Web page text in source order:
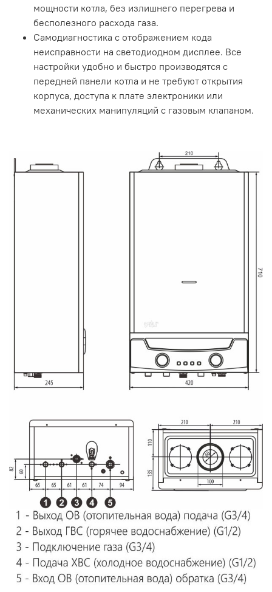
мощности котла, без излишнего перегрева и
бесполезного расхода газа.
Самодиагностика с отображением кода
неисправности на светодиодном дисплее. Все
настройки удобно и быстро производятся с
передней панели котла и не требуют открытия
корпуса, доступа к плате электроники или
механических манипуляций с газовым клапаном.